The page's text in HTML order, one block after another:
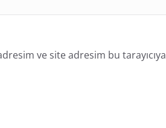
ve site adresim bu tarayıcıya